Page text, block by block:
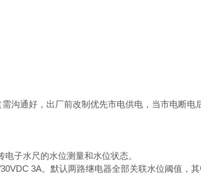
沟通好，出厂前改制优先市电供电，当市电断电
子水尺的水位测量和水位状态。
3A。默认两路继电器全部关联水位阈值，